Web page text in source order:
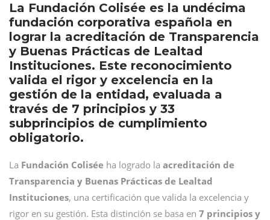
La Fundación Colisée es la undécima
fundación corporativa española en
lograr la acreditación de Transparencia
y Buenas Prácticas de Lealtad
Instituciones. Este reconocimiento
valida el rigor y excelencia en la
gestión de la entidad, evaluada a
través de 7 principios y 33
subprincipios de cumplimiento
obligatorio.
La Fundación Colisée ha logrado la acreditación de
Transparencia y Buenas Prácticas de Lealtad
Instituciones, una certificación que valida la excelencia y
rigor en su gestión. Esta distinción se basa en 7 principios y